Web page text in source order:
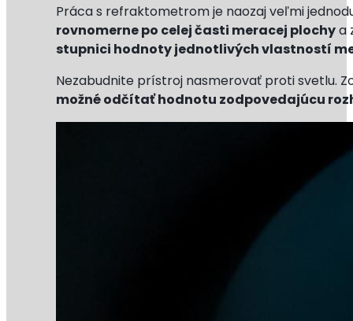
Práca s refraktometrom je naozaj veľmi
rovnomerne po celej časti meracej plochya
stupnici hodnoty jednotlivých vlastností
Nezabudnite prístroj nasmerovať proti svetlu.
možné odčítať hodnotu zodpovedajúcu